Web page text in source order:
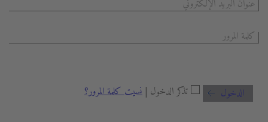
تذكر الدخول | نسيت كلمة المرور؟ الدخول